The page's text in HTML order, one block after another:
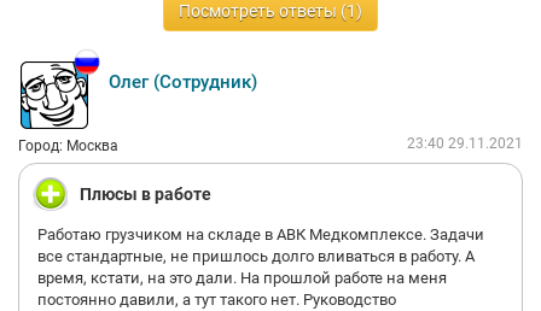
Посмотреть ответы (1)
Олег (Сотрудник)
Город: Москва 23:40 29.11.2021
Плюсы в работе
Работаю грузчиком на складе в АВК Медкомплексе. Задачи
все стандартные, не пришлось долго вливаться в работу. А
время, кстати, на это дали. На прошлой работе на меня
постоянно давили, а тут такого нет. Руководство